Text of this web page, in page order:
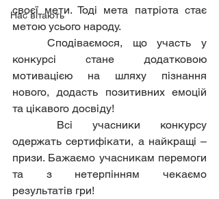
Нас вітають
своєї мети. Тоді мета патріота стає
метою усього народу.
конкурсі стане додатковою
мотивацією на шляху пізнання
нового, додасть позитивних емоцій
та цікавого досвіду!
одержать сертифікати, а найкращі –
призи. Бажаємо учасникам перемоги
та з нетерпінням чекаємо
результатів гри!